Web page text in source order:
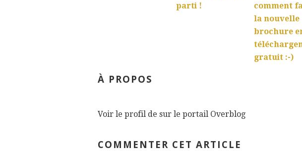
parti !
comment
la nouvelle
brochure
gratuit :-)
À PROPOS
Voir le profil de sur le portail Overblog
COMMENTER CET ARTICLE